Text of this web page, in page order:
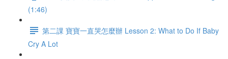
(1:46)
第二課 寶寶一直哭怎麼辦 Lesson 2: What to Do If Baby
Cry A Lot